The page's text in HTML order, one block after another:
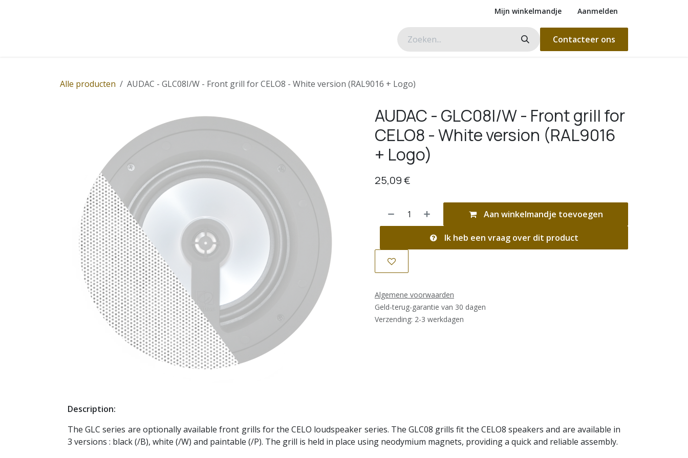
Mijn winkelmandje Aanmelden
Contacteer ons
Alle producten AUDAC - GLC08I/W - Front grill for CELO8 - White version (RAL9016 + Logo)
AUDAC - GLC08I/W - Front grill for
CELO8 - White version (RAL9016
+ Logo)
25,09€
Aan winkelmandje toevoegen
Ik heb een vraag over dit product
Algemene voorwaarden
Geld-terug-garantie van 30 dagen
Verzending: 2-3 werkdagen
Description:
The GLC series are optionally available front grills for the CELO loudspeaker series. The GLC08 grills fit the CELO8 speakers and are available in
3 versions : black (/B), white (/W) and paintable (/P). The grill is held in place using neodymium magnets, providing a quick and reliable assembly.